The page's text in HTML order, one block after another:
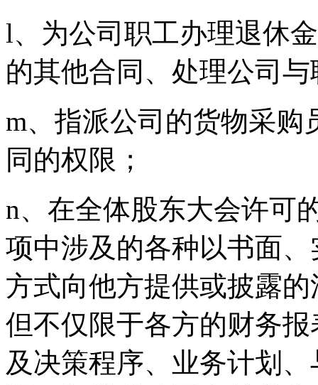
l、为公司职工办理退休
的其他合同、处理公司
m、指派公司的货物采购
同的权限；
n、在全体股东大会许可
项中涉及的各种以书面
方式向他方提供或披露
但不仅限于各方的财务
及决策程序、业务计划